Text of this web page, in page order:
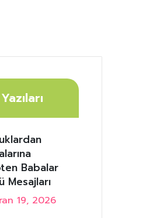
Babalar
Mesajları
19, 2026